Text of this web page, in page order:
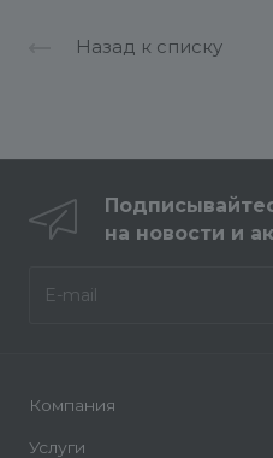
Назад к списку
на новости и
Компания
Услуги